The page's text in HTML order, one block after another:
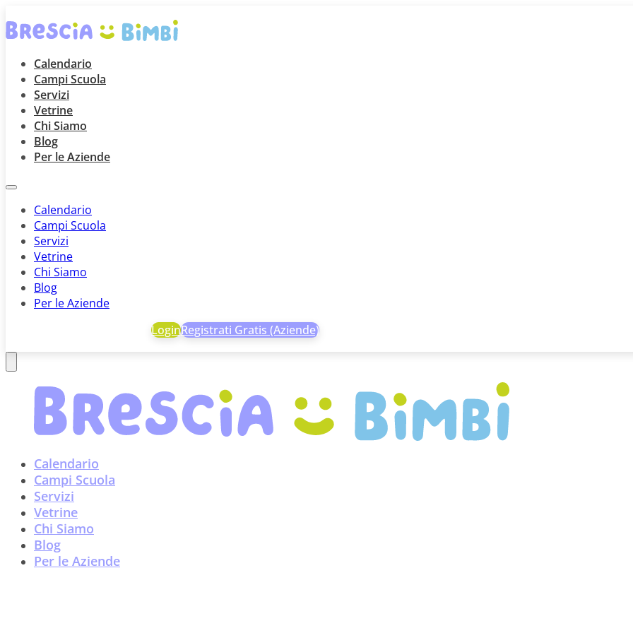
Calendario
Campi Scuola
Servizi
Vetrine
Chi Siamo
Blog
Per le Aziende
Calendario
Campi Scuola
Servizi
Vetrine
Chi Siamo
Blog
Per le Aziende
LoginRegistrati Gratis (Aziende)
Calendario
Campi Scuola
Servizi
Vetrine
Chi Siamo
Blog
Per le Aziende